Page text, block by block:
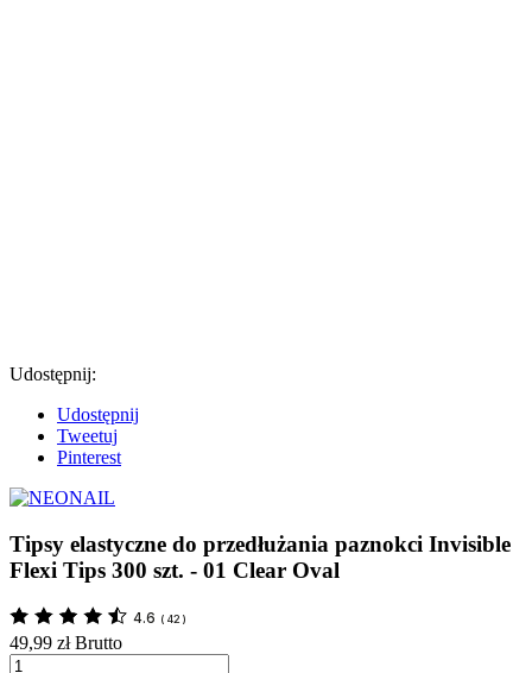
Udostępnij:
Udostępnij
Tweetuj
Pinterest
Tipsy elastyczne do przedłużania paznokci Invisible
Flexi Tips 300 szt. - 01 Clear Oval
4.6 ( 42 )
49,99 złBrutto